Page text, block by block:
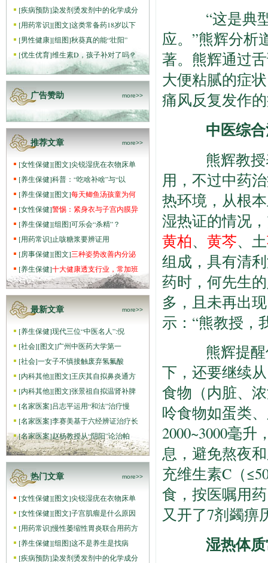
[疾病预防]染发剂烫发剂中的化学成分
[用药常识][图文]这类常备药18岁以下
[男性健康][组图]秋葵真的能“壮阳”
[优生优育]维生素D，孩子补对了吗？
广告赞助 more>>
推荐文章 more>>
[女性保健][图文]尖锐湿疣在衣物床单
[养生保健]科普：“吃啥补啥”与“以
[养生保健][图文]每天鲫鱼汤孩童为何
[女性保健]警惕：紧身衣与子宫内膜异
[养生保健][组图]可乐会“杀精”？
[用药常识]止咳糖浆要辨证用
[房事保健][图文]三种姿势改善内分泌
[养生保健]十大健康透支行业，常加班
最新文章 more>>
[养生保健]现代三位“中医名人”:倪
[社会][图文]广州中医药大学第一
[社会]一女子不慎接触废弃氢氟酸
[内科其他][图文]王庆其自拟鼻炎通方
[内科其他][图文]张景祖自拟温肾补脾
[名家医案]吕志平运用“和法”治疗慢
[名家医案]李赛美基于六经辨证治疗长
[名家医案]赵杨教授从“阴阳”论治帕
热门文章 more>>
[女性保健][图文]尖锐湿疣在衣物床单
[女性保健][图文]子宫肌瘤是什么原因
[用药常识]慢性萎缩性胃炎联合用药方
[养生保健][组图]这不是养生是找病
[疾病预防]染发剂烫发剂中的化学成分
“这是典型
应。”熊辉分析
著。熊辉通过
大便粘腻的症
痛风反复发作
中医综合
熊辉教授
用，不过中药
热环境，从根
湿热证的情况
黄柏、 黄芩、土
组成，具有清
药时，何先生
多，且未再出
示：“熊教授，
熊辉提醒
下，还要继续
食物（内脏、
呤食物如蛋类
2000~3000毫
息，避免熬夜
充维生素C（
食，按医嘱用
又开了7剂蠲痹
湿热体质